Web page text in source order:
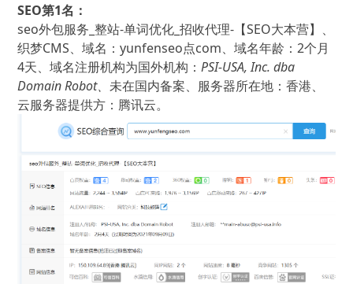
SEO第1名：
seo外包服务_整站-单词优化_招收代理-【SEO大本营】、
织梦CMS、域名：yunfenseo点com、域名年龄：2个月
4天、域名注册机构为国外机构：PSI-USA, Inc. dba
Domain Robot、未在国内备案、服务器所在地：香港、
云服务器提供方：腾讯云。